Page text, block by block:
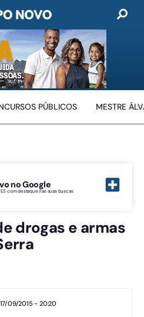
PÚBLICOS MESTRE
no Google
com destaque nas suas buscas
drogas e armas
17/09/2015 - 20:20